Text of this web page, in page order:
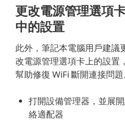
更改電源管理選項
中的設置
此外，筆記本電腦用戶建議
改電源管理選項卡上的設置，
幫助修復 WiFi 斷開連接問題
打開設備管理器，並展
絡適配器